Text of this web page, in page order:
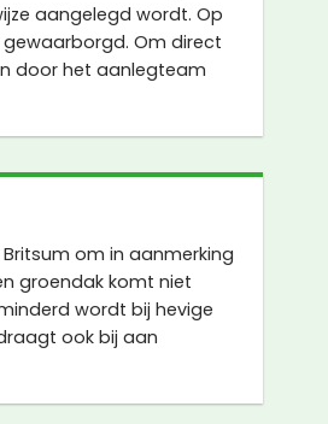
aangelegd wordt. Op
Om direct
door het aanlegteam
om in aanmerking
groendak komt niet
wordt bij hevige
ook bij aan